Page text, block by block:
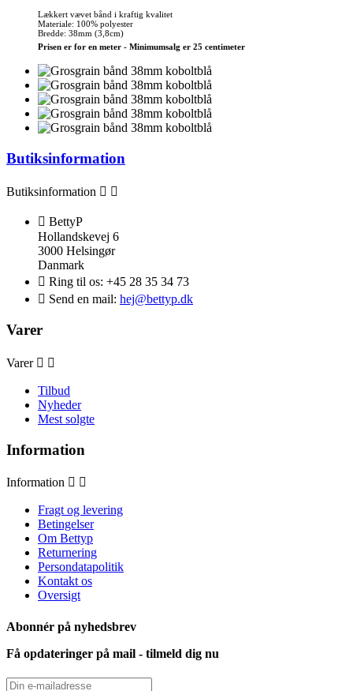
Lækkert vævet bånd i kraftig kvalitet
Materiale: 100% polyester
Bredde: 38mm (3,8cm)
Prisen er for en meter - Minimumsalg er 25 centimeter
Butiksinformation
Butiksinformation  
 BettyP
Hollandskevej 6
3000 Helsingør
Danmark
 Ring til os: +45 28 35 34 73
 Send en mail: hej@bettyp.dk
Varer
Varer  
Tilbud
Nyheder
Mest solgte
Information
Information  
Fragt og levering
Betingelser
Om Bettyp
Returnering
Persondatapolitik
Kontakt os
Oversigt
Abonnér på nyhedsbrev
Få opdateringer på mail - tilmeld dig nu